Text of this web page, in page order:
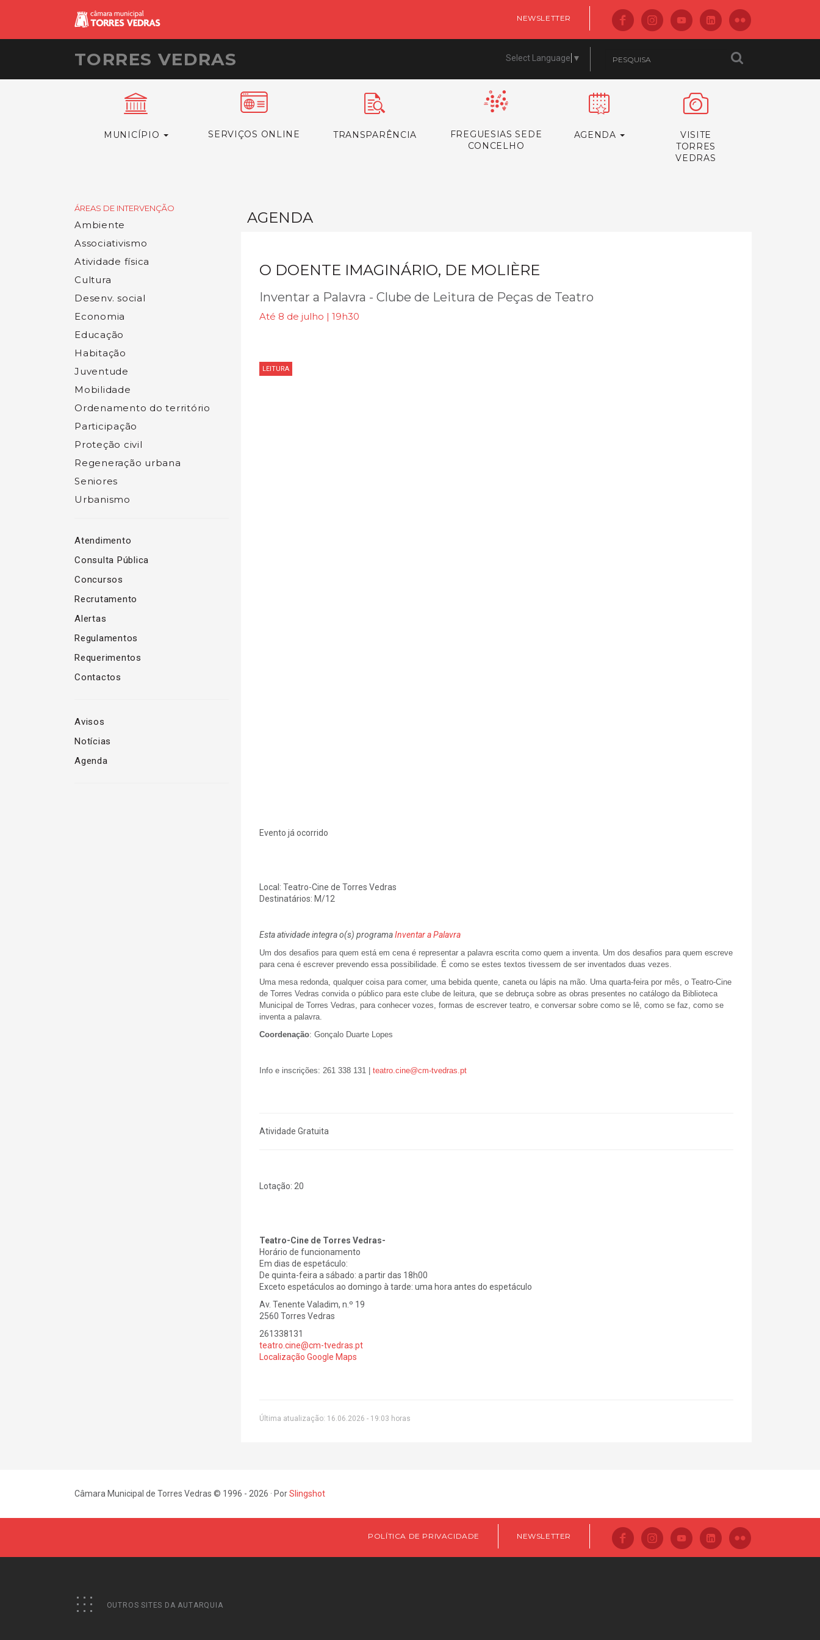
NEWSLETTER
TORRES VEDRAS Select Language ▼
MUNICÍPIO SERVIÇOS ONLINE TRANSPARÊNCIA
FREGUESIAS SEDE
CONCELHO
AGENDA
VISITE
TORRES
VEDRAS
ÁREAS DE INTERVENÇÃO
Ambiente
Associativismo
Atividade física
Cultura
Desenv. social
Economia
Educação
Habitação
Juventude
Mobilidade
Ordenamento do território
Participação
Proteção civil
Regeneração urbana
Seniores
Urbanismo
Atendimento
Consulta Pública
Concursos
Recrutamento
Alertas
Regulamentos
Requerimentos
Contactos
Avisos
Notícias
Agenda
AGENDA
O DOENTE IMAGINÁRIO, DE MOLIÈRE
Inventar a Palavra - Clube de Leitura de Peças de Teatro
Até 8 de julho | 19h30
LEITURA
Evento já ocorrido
Local: Teatro-Cine de Torres Vedras
Destinatários: M/12
Esta atividade integra o(s) programaInventar a Palavra
Um dos desafios para quem está em cena é representar a palavra escrita como quem a inventa. Um dos desafios para quem escreve
para cena é escrever prevendo essa possibilidade. É como se estes textos tivessem de ser inventados duas vezes.
Uma mesa redonda, qualquer coisa para comer, uma bebida quente, caneta ou lápis na mão. Uma quarta-feira por mês, o Teatro-Cine
de Torres Vedras convida o público para este clube de leitura, que se debruça sobre as obras presentes no catálogo da Biblioteca
Municipal de Torres Vedras, para conhecer vozes, formas de escrever teatro, e conversar sobre como se lê, como se faz, como se
inventa a palavra.
Coordenação: Gonçalo Duarte Lopes
Info e inscrições: 261 338 131 |teatro.cine@cm-tvedras.pt
Atividade Gratuita
Lotação: 20
Teatro-Cine de Torres Vedras-
Horário de funcionamento
Em dias de espetáculo:
De quinta-feira a sábado: a partir das 18h00
Exceto espetáculos ao domingo à tarde: uma hora antes do espetáculo
Av. Tenente Valadim, n.º 19
2560 Torres Vedras
261338131
teatro.cine@cm-tvedras.pt
Localização Google Maps
Última atualização: 16.06.2026 - 19:03 horas
Câmara Municipal de Torres Vedras © 1996 - 2026 · PorSlingshot
POLÍTICA DE PRIVACIDADE NEWSLETTER
OUTROS SITES DA AUTARQUIA